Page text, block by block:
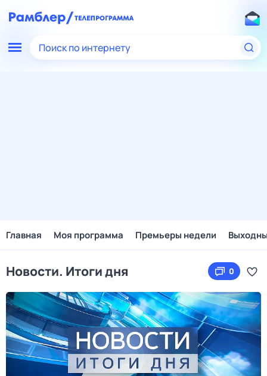
Поиск по интернету
Главная Моя программа Премьеры недели
Новости. Итоги дня 0